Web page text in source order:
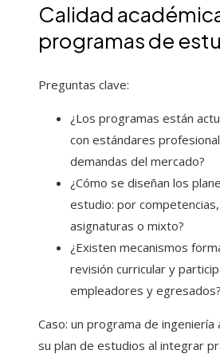
Calidad
programas de
Preguntas clave:
¿Los programas están
con estándares
demandas del mercado?
¿Cómo se diseñan los
estudio: por
asignaturas o mixto?
¿Existen mecanismos
revisión curricular y
empleadores y egresados?
Caso: un programa de ingeniería
su plan de estudios al integrar